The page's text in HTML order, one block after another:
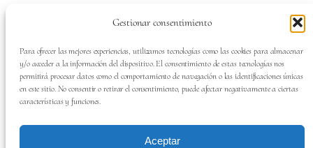
Gestionar consentimiento
Para ofrecer las mejores experiencias, utilizamos tecnologías como las cookies para almacenar
y/o acceder a la información del dispositivo. El consentimiento de estas tecnologías nos
permitirá procesar datos como el comportamiento de navegación o las identificaciones únicas
en este sitio. No consentir o retirar el consentimiento, puede afectar negativamente a ciertas
características y funciones.
Aceptar
Valencina de la Concepción. Sevilla
Tel:659700313
SÍGUENOS EN: